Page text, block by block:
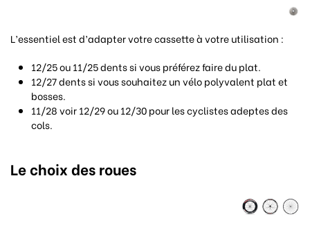
L’essentiel est d’adapter votre cassette à votre utilisation :
12/25 ou 11/25 dents si vous préférez faire du plat.
12/27 dents si vous souhaitez un vélo polyvalent plat et
bosses.
11/28 voir 12/29 ou 12/30 pour les cyclistes adeptes des
cols.
Le choix des roues